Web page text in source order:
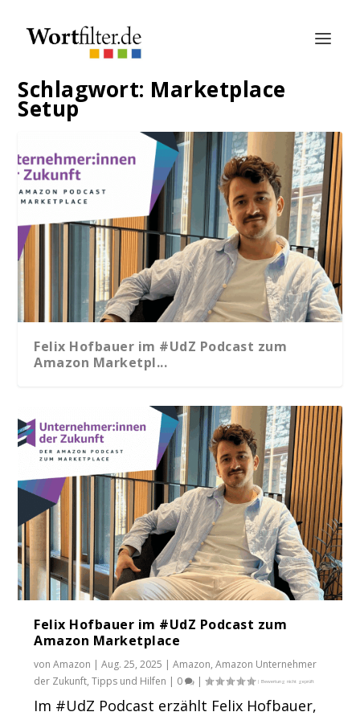
Schlagwort: Marketplace
Setup
Felix Hofbauer im #UdZ Podcast zum
Amazon Marketpl...
Felix Hofbauer im #UdZ Podcast zum
Amazon Marketplace
vonAmazon |Aug. 25, 2025 |Amazon,Amazon Unternehmer
der Zukunft,Tipps und Hilfen | 0 |
Im #UdZ Podcast erzählt Felix Hofbauer,